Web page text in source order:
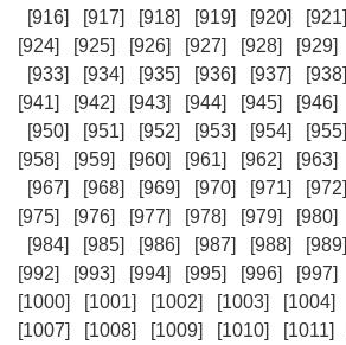
[916] [917] [918] [919] [920] [921]
[924]
[925] [926] [927] [928] [929]
[933]
[934] [935] [936] [937] [938]
[941]
[942] [943] [944] [945] [946]
[950]
[951] [952] [953] [954] [955]
[958]
[959] [960] [961] [962] [963]
[967]
[968] [969] [970] [971] [972]
[975]
[976] [977] [978] [979] [980]
[984]
[985] [986] [987] [988] [989]
[992]
[993] [994] [995] [996] [997]
[1000]
[1001] [1002] [1003] [1004]
[1007]
[1008] [1009] [1010] [1011]